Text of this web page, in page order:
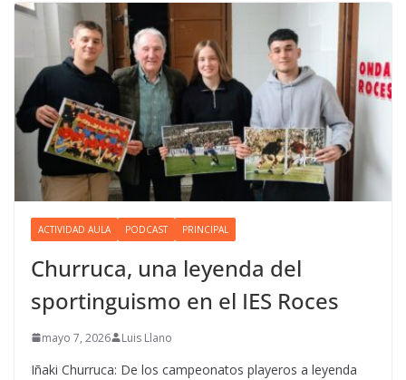
ACTIVIDAD AULA PODCAST PRINCIPAL
Churruca, una leyenda del
sportinguismo en el IES Roces
mayo 7, 2026 Luis Llano
Iñaki Churruca: De los campeonatos playeros a leyenda